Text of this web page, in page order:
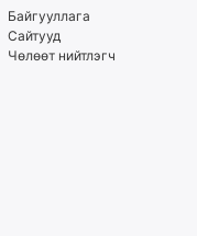
Байгууллага
Сайтууд
Чөлөөт нийтлэгч